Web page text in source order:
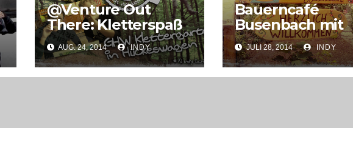
@Venture Out
There: Kletterspaß
im Wald
AUG. 24, 2014 INDY
Bauerncafé
Busenbach mit
ländlichem Flair
bergischen
Spezialitäten
JULI 28, 2014 INDY